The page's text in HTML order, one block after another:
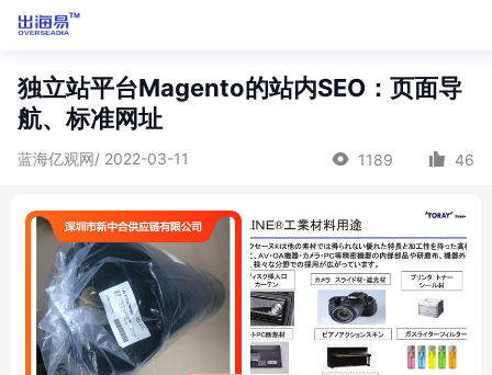
独立站平台Magento的站内SEO：页面导
航、标准网址
蓝海亿观网/ 2022-03-11 1189 46